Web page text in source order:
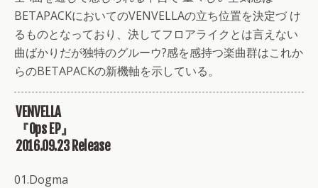
BETAPACKにおいてのVENVELLAの立ち位置を決定づ け
るものとなっており、決してフロアライクとは言えない
曲ばかりだが独特のグルーウ?感を感持つ楽曲群はこれか
らのBETAPACKの新機軸を示している。
VENVELLA
『Ops EP』
2016.09.23 Release
01.Dogma